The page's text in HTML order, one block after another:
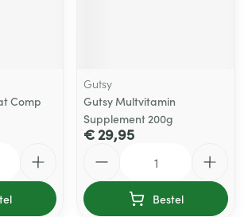
Comp
Gutsy
Gutsy Multvitamin
Supplement 200g
€ 29,95
Bestel